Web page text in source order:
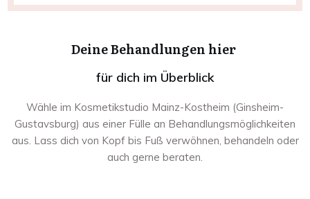
Deine Behandlungen hier
für dich im Überblick
Wähle im Kosmetikstudio Mainz-Kostheim (Ginsheim-
Gustavsburg) aus einer Fülle an Behandlungsmöglichkeiten
aus. Lass dich von Kopf bis Fuß verwöhnen, behandeln oder
auch gerne beraten.